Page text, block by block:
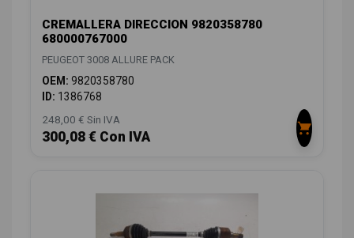
CREMALLERA DIRECCION 9820358780
680000767000
PEUGEOT 3008 ALLURE PACK
OEM: 9820358780
ID: 1386768
248,00 € Sin IVA
300,08 € Con IVA